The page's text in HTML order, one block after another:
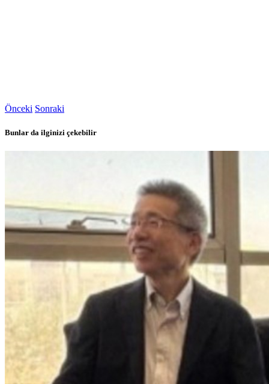
Önceki Sonraki
Bunlar da ilginizi çekebilir